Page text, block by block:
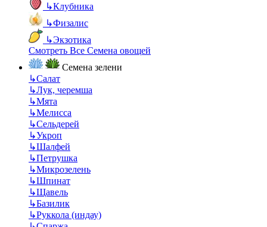
↳Клубника
↳Физалис
↳Экзотика
Смотреть Все Семена овощей
Семена зелени
↳Салат
↳Лук, черемша
↳Мята
↳Мелисса
↳Сельдерей
↳Укроп
↳Шалфей
↳Петрушка
↳Микрозелень
↳Шпинат
↳Щавель
↳Базилик
↳Руккола (индау)